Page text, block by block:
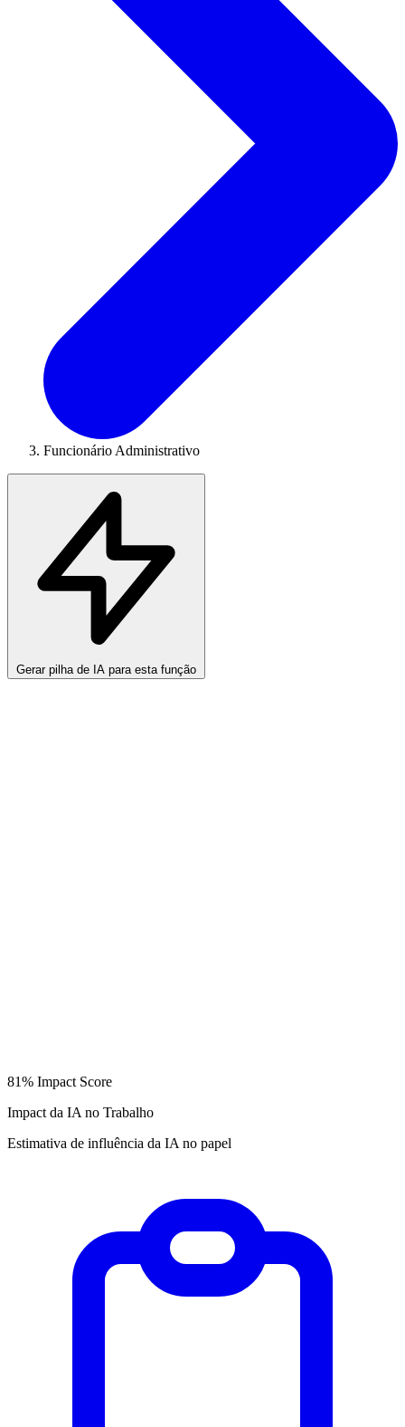
Funcionário Administrativo
Gerar pilha de IA para esta função
81% Impact Score
Impact da IA no Trabalho
Estimativa de influência da IA no papel